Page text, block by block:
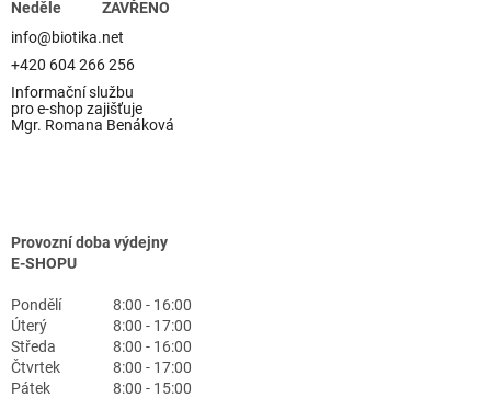
Neděle
ZAVŘENO
info@biotika.net
+420 604 266 256
Informační službu
pro e-shop zajišťuje
Mgr. Romana Benáková
Provozní doba výdejny
E-SHOPU
Pondělí
8:00 - 16:00
Úterý
8:00 - 17:00
Středa
8:00 - 16:00
Čtvrtek
8:00 - 17:00
Pátek
8:00 - 15:00